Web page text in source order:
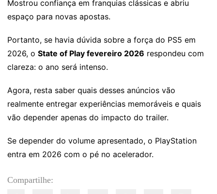
Mostrou confiança em franquias clássicas e abriu
espaço para novas apostas.
Portanto, se havia dúvida sobre a força do PS5 em
2026, o State of Play fevereiro 2026 respondeu com
clareza: o ano será intenso.
Agora, resta saber quais desses anúncios vão
realmente entregar experiências memoráveis e quais
vão depender apenas do impacto do trailer.
Se depender do volume apresentado, o PlayStation
entra em 2026 com o pé no acelerador.
Compartilhe: